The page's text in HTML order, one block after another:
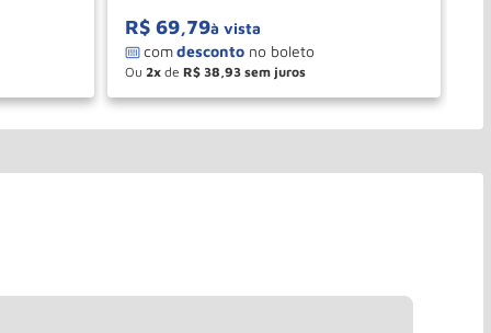
R$ 69,79à vista
Ou 2 de R$ 38 93
＋
－ COMPRAR